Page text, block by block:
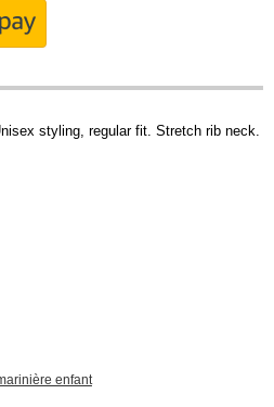
styling, regular fit. Stretch rib neck.
enfant